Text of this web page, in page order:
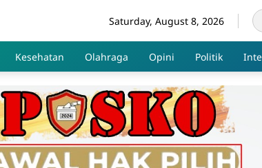
Saturday, August 8, 2026
Kesehatan Olahraga Opini Politik